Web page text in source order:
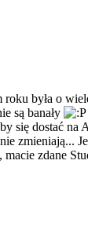
była o
są banały
się dostać
zmieniają...
zdane